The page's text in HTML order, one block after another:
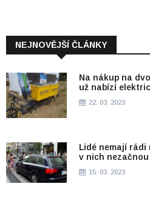
NEJNOVĚJŠÍ ČLÁNKY
Na nákup na
už nabízí
22. 03. 2023
Lidé nemají rádi
v nich
15. 03. 2023